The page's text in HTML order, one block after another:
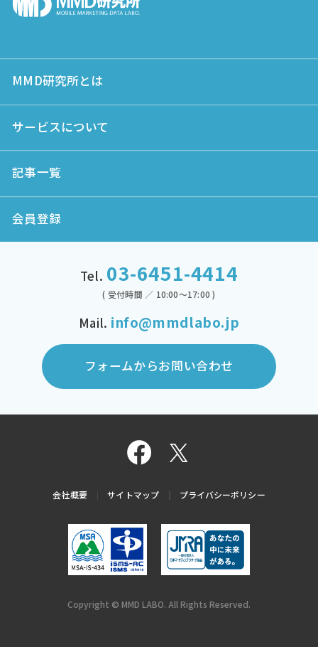
MMD研究所とは
サービスについて
記事一覧
会員登録
Tel. 03-6451-4414
( 受付時間 ／ 10:00～17:00 )
Mail. info@mmdlabo.jp
フォームからお問い合わせ
会社概要 サイトマップ プライバシーポリシー
Copyright © MMD LABO. All Rights Reserved.